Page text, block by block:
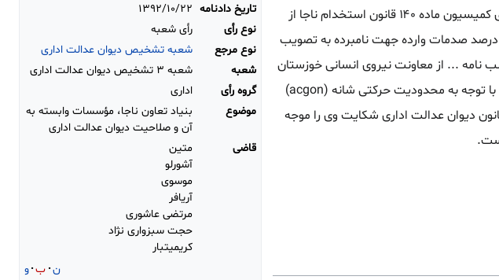
تاریخ دادنامه ۱۳۹۲/۱۰/۲۲
نوع رأی
رأی شعبه
نوع مرجع
شعبه تشخیص دیوان عدالت اداری
شعبه
شعبه ۳ تشخیص دیوان عدالت اداری
گروه رأی
اداری
موضوع
بنیاد تعاون ناجا، مؤسسات وابسته به
آن و صلاحیت دیوان عدالت اداری
قاضی
متین
آشورلو
موسوی
آریافر
مرتضی عاشوری
حجت سبزواری نژاد
کریمی‏تبار
ن ب و
تأیید شورای مذکور ملاک عمل نخواهد بود، که پیرو آن مراتب فوق با تصویب اعضای کمیسیون ماده ۱۴۰ قانون استخدام ناجا از
تاریخ اجرای حکم جانباز بند الف ماده ۱۲۸ قانون مزبور تشخیص داده اند. ضمنا ۱۳ درصد صدمات وارده جهت نامبرده به تصویب
... از معاونت نیروی انسانی خوزستان
به رئیس محترم پلیس فتا اداره پشتیبانی که در قسمت دستورات مقرر داشته اند با توجه به محدودیت حرکتی شانه (acgon)
... مشمول ۱۵% غرامت بیمه اختیاری شده و مستندا به مواد ۷ و ۱۳ و ۱۴ قانون دیوان عدالت اداری شکایت وی را موجه